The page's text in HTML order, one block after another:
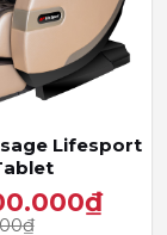
Lifesport
₫
₫